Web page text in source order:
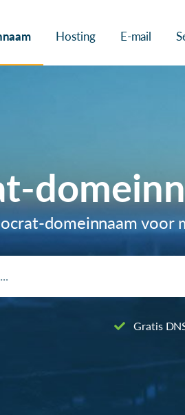
Hosting E-mail
domeinnaam voor
Gratis